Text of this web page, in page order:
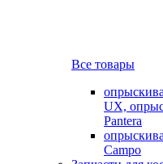
Все товары
UX,
Pantera
Campo